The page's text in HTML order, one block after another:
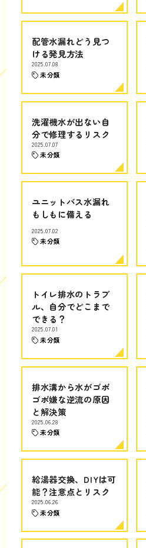
配管水漏れどう見つ
ける発見方法
2025.07.08
未分類
洗濯機水が出ない自
分で修理するリスク
2025.07.07
未分類
ユニットバス水漏れ
もしもに備える
2025.07.02
未分類
トイレ排水のトラブ
ル、自分でどこまで
できる？
2025.07.01
未分類
排水溝から水がゴボ
ゴボ嫌な逆流の原因
と解決策
2025.06.28
未分類
給湯器交換、DIYは可
能？注意点とリスク
2025.06.26
未分類